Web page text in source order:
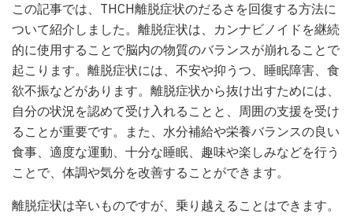
この記事では、THCH離脱症状のだるさを回復する方法に
ついて紹介しました。離脱症状は、カンナビノイドを継続
的に使用することで脳内の物質のバランスが崩れることで
起こります。離脱症状には、不安や抑うつ、睡眠障害、食
欲不振などがあります。離脱症状から抜け出すためには、
自分の状況を認めて受け入れることと、周囲の支援を受け
ることが重要です。また、水分補給や栄養バランスの良い
食事、適度な運動、十分な睡眠、趣味や楽しみなどを行う
ことで、体調や気分を改善することができます。
離脱症状は辛いものですが、乗り越えることはできます。